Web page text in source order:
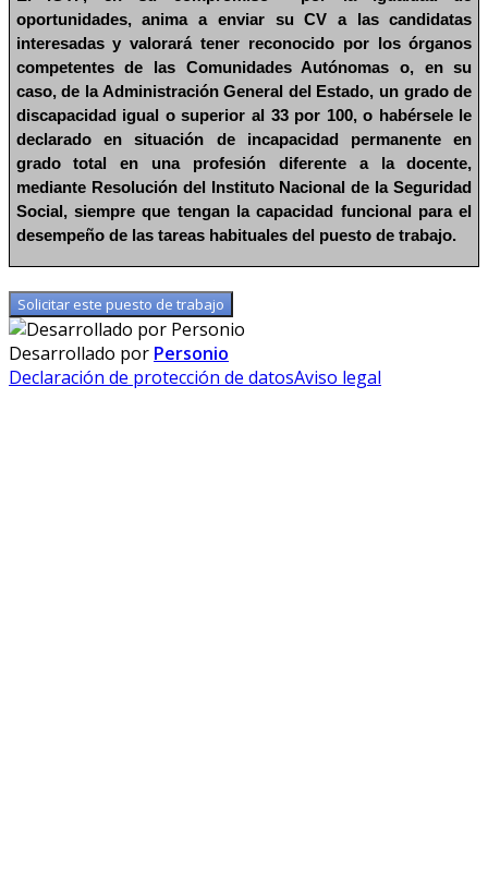
oportunidades, anima a enviar su CV a las candidatas
interesadas y valorará tener reconocido por los órganos
competentes de las Comunidades Autónomas o, en su
caso, de la Administración General del Estado, un grado de
discapacidad igual o superior al 33 por 100, o habérsele le
declarado en situación de incapacidad permanente en
grado total en una profesión diferente a la docente,
mediante Resolución del Instituto Nacional de la Seguridad
Social, siempre que tengan la capacidad funcional para el
desempeño de las tareas habituales del puesto de trabajo.
Solicitar este puesto de trabajo
Desarrollado por Personio
Declaración de protección de datosAviso legal